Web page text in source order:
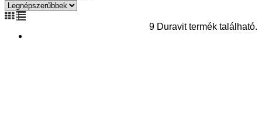
9 Duravit termék található.